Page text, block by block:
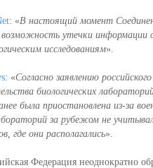
: «В настоящий момент
утечки информации
исследованиям».
: «Согласно заявлению
биологических
была приостановлена из-за
за рубежом не
где они располагались».
Федерация неоднократно